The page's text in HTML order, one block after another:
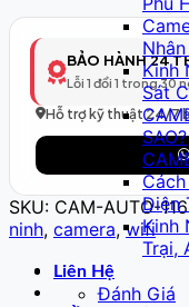
Kinh
Sát
SAO?
Điện
Kinh
Trại,
Liên Hệ
Đánh Giá
Thông
Model
169
–
Full
HD
số
BẢO HÀNH 24
Lỗi 1 đổi 1 trong 30
Hỗ trợ kỹ thuật 24/7
SKU: CAM-AUTO-
ninh, camera,wifi